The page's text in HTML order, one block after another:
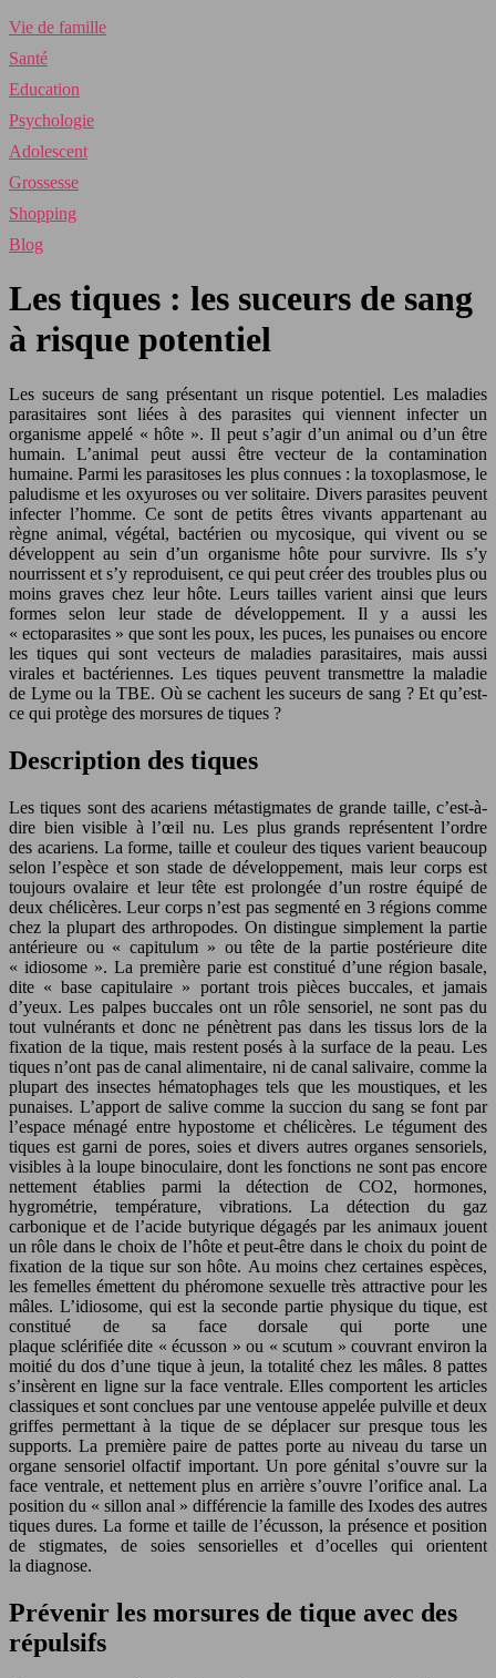
Vie de famille
Santé
Education
Psychologie
Adolescent
Grossesse
Shopping
Blog
Les tiques : les suceurs de sang
à risque potentiel
Les suceurs de sang présentant un risque potentiel. Les maladies
parasitaires sont liées à des parasites qui viennent infecter un
organisme appelé « hôte ». Il peut s’agir d’un animal ou d’un être
humain. L’animal peut aussi être vecteur de la contamination
humaine. Parmi les parasitoses les plus connues : la toxoplasmose, le
paludisme et les oxyuroses ou ver solitaire. Divers parasites peuvent
infecter l’homme. Ce sont de petits êtres vivants appartenant au
règne animal, végétal, bactérien ou mycosique, qui vivent ou se
développent au sein d’un organisme hôte pour survivre. Ils s’y
nourrissent et s’y reproduisent, ce qui peut créer des troubles plus ou
moins graves chez leur hôte. Leurs tailles varient ainsi que leurs
formes selon leur stade de développement. Il y a aussi les
« ectoparasites » que sont les poux, les puces, les punaises ou encore
les tiques qui sont vecteurs de maladies parasitaires, mais aussi
virales et bactériennes. Les tiques peuvent transmettre la maladie
de Lyme ou la TBE. Où se cachent les suceurs de sang ? Et qu’est-
ce qui protège des morsures de tiques ?
Description des tiques
Les tiques sont des acariens métastigmates de grande taille, c’est-à-
dire bien visible à l’œil nu. Les plus grands représentent l’ordre
des acariens. La forme, taille et couleur des tiques varient beaucoup
selon l’espèce et son stade de développement, mais leur corps est
toujours ovalaire et leur tête est prolongée d’un rostre équipé de
deux chélicères. Leur corps n’est pas segmenté en 3 régions comme
chez la plupart des arthropodes. On distingue simplement la partie
antérieure ou « capitulum » ou tête de la partie postérieure dite
« idiosome ». La première parie est constitué d’une région basale,
dite « base capitulaire » portant trois pièces buccales, et jamais
d’yeux. Les palpes buccales ont un rôle sensoriel, ne sont pas du
tout vulnérants et donc ne pénètrent pas dans les tissus lors de la
fixation de la tique, mais restent posés à la surface de la peau. Les
tiques n’ont pas de canal alimentaire, ni de canal salivaire, comme la
plupart des insectes hématophages tels que les moustiques, et les
punaises. L’apport de salive comme la succion du sang se font par
l’espace ménagé entre hypostome et chélicères. Le tégument des
tiques est garni de pores, soies et divers autres organes sensoriels,
visibles à la loupe binoculaire, dont les fonctions ne sont pas encore
nettement établies parmi la détection de CO2, hormones,
hygrométrie, température, vibrations. La détection du gaz
carbonique et de l’acide butyrique dégagés par les animaux jouent
un rôle dans le choix de l’hôte et peut-être dans le choix du point de
fixation de la tique sur son hôte. Au moins chez certaines espèces,
les femelles émettent du phéromone sexuelle très attractive pour les
mâles. L’idiosome, qui est la seconde partie physique du tique, est
constitué de sa face dorsale qui porte une
plaque sclérifiée dite « écusson » ou « scutum » couvrant environ la
moitié du dos d’une tique à jeun, la totalité chez les mâles. 8 pattes
s’insèrent en ligne sur la face ventrale. Elles comportent les articles
classiques et sont conclues par une ventouse appelée pulville et deux
griffes permettant à la tique de se déplacer sur presque tous les
supports. La première paire de pattes porte au niveau du tarse un
organe sensoriel olfactif important. Un pore génital s’ouvre sur la
face ventrale, et nettement plus en arrière s’ouvre l’orifice anal. La
position du « sillon anal » différencie la famille des Ixodes des autres
tiques dures. La forme et taille de l’écusson, la présence et position
de stigmates, de soies sensorielles et d’ocelles qui orientent
la diagnose.
Prévenir les morsures de tique avec des
répulsifs